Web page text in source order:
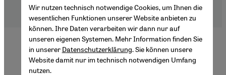
Barrierefreiheitserklärung
Wir nutzen technisch notwendige Cookies, um Ihnen die
wesentlichen Funktionen unserer Website anbieten zu
können. Ihre Daten verarbeiten wir dann nur auf
unseren eigenen Systemen. Mehr Information finden Sie
in unserer Datenschutzerklärung. Sie können unsere
Website damit nur im technisch notwendigen Umfang
nutzen.